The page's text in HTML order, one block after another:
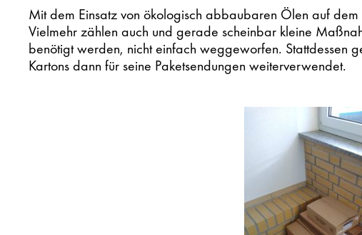
Mit dem Einsatz von ökologisch abbaubaren Ölen auf
Vielmehr zählen auch und gerade scheinbar kleine
benötigt werden, nicht einfach weggeworfen. Stattdessen
Kartons dann für seine Paketsendungen weiterverwendet.